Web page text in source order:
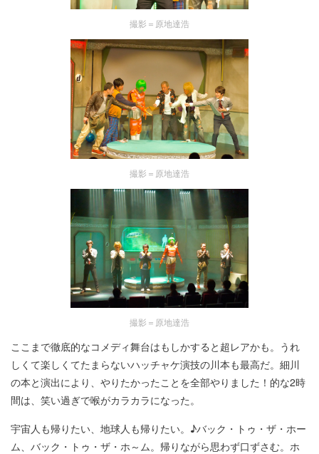
撮影＝原地達浩
撮影＝原地達浩
撮影＝原地達浩
ここまで徹底的なコメディ舞台はもしかすると超レアかも。うれ
しくて楽しくてたまらないハッチャケ演技の川本も最高だ。細川
の本と演出により、やりたかったことを全部やりました！的な2時
間は、笑い過ぎで喉がカラカラになった。
宇宙人も帰りたい、地球人も帰りたい。♪バック・トゥ・ザ・ホー
ム、バック・トゥ・ザ・ホ～ム。帰りながら思わず口ずさむ。ホ